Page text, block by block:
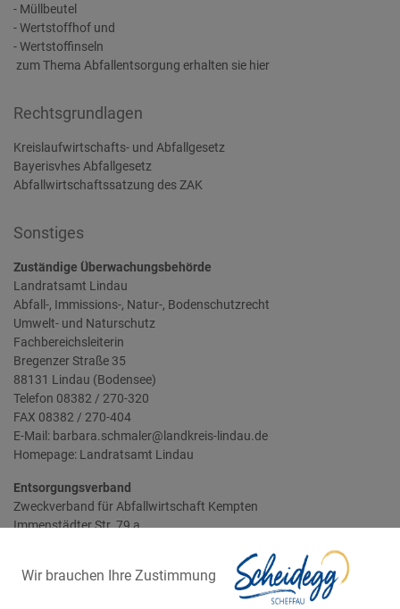
- Müllbeutel
- Wertstoffhof und
- Wertstoffinseln
zum Thema Abfallentsorgung erhalten sie hier
Rechtsgrundlagen
Kreislaufwirtschafts- und Abfallgesetz
Bayerisvhes Abfallgesetz
Abfallwirtschaftssatzung des ZAK
Sonstiges
Zuständige Überwachungsbehörde
Landratsamt Lindau
Abfall-, Immissions-, Natur-, Bodenschutzrecht
Umwelt- und Naturschutz
Fachbereichsleiterin
Bregenzer Straße 35
88131 Lindau (Bodensee)
Telefon 08382 / 270-320
FAX 08382 / 270-404
E-Mail: barbara.schmaler@landkreis-lindau.de
Homepage: Landratsamt Lindau
Entsorgungsverband
Zweckverband für Abfallwirtschaft Kempten
Immenstädter Str. 79 a
E-Mail: zak@zak-kempten.de
Zweckverband für Abfallwirtschaft Kempten
Wir brauchen Ihre Zustimmung